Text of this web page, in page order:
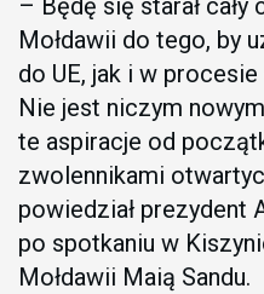
– Będę się starał
Mołdawii do tego, by
do UE, jak i w
Nie jest niczym
te aspiracje od
zwolennikami
powiedział prezydent
po spotkaniu w
Mołdawii Maią Sandu.